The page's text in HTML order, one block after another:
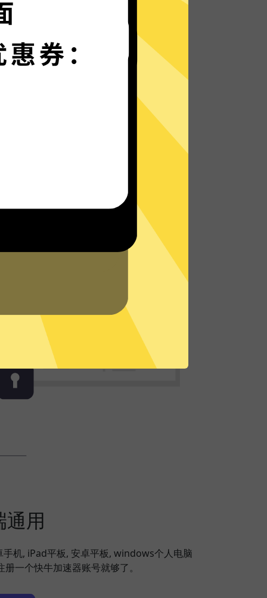
无论何地，无限访问
牛加速器的自研发通信协议，使您无论是
路上还是沙发上，都能轻松快速地访问网
通用
机, iPad平板, 安卓平板, windows个人电脑
一个快牛加速器账号就够了。